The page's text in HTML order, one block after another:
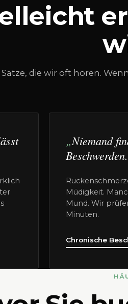
Sätze, die wir oft hören.
Niemand
Beschwerden.
Müdigkeit.
Mund. Wir
Minuten.
Chronische